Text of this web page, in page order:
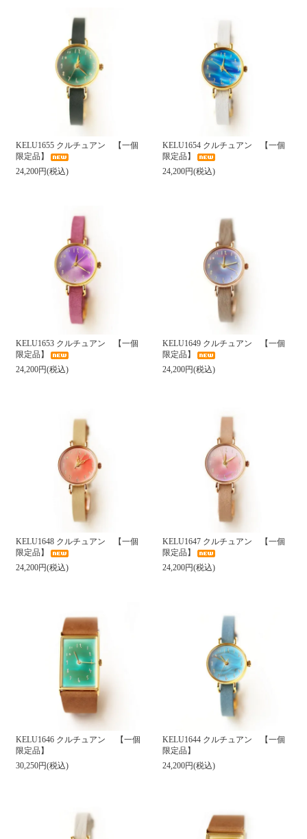
KELU1655 クルチュアン 【一個
限定品】
24,200円(税込)
KELU1654 クルチュアン 【一個
限定品】
24,200円(税込)
KELU1653 クルチュアン 【一個
限定品】
24,200円(税込)
KELU1649 クルチュアン 【一個
限定品】
24,200円(税込)
KELU1648 クルチュアン 【一個
限定品】
24,200円(税込)
KELU1647 クルチュアン 【一個
限定品】
24,200円(税込)
KELU1646 クルチュアン 【一個
限定品】
30,250円(税込)
KELU1644 クルチュアン 【一個
限定品】
24,200円(税込)